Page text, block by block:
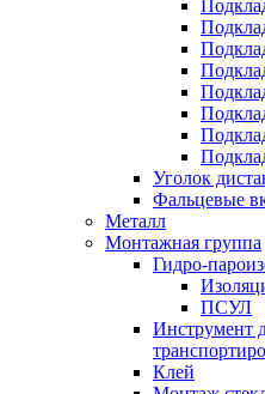
Уголок
Фальцевые
Металл
Монтажная группа
Гидро-
ПСУЛ
Инструмент
Клей